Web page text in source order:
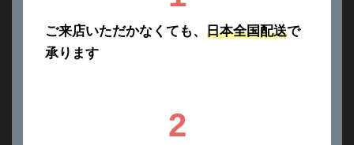
ご来店いただかなくても、 日本全国配送で
承ります
2